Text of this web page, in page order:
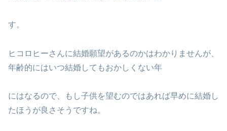
す。
ヒコロヒーさんに結婚願望があるのかはわかりませんが、
年齢的にはいつ結婚してもおかしくない年
にはなるので、もし子供を望むのではあれば早めに結婚し
たほうが良さそうですね。